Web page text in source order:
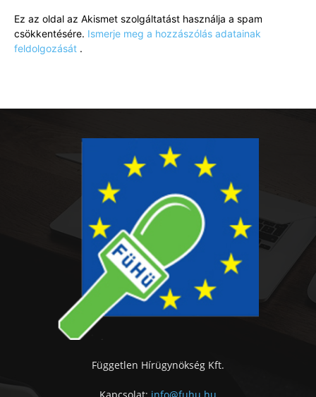
Ez az oldal az Akismet szolgáltatást használja a spam
csökkentésére. Ismerje meg a hozzászólás adatainak
feldolgozását .
Független Hírügynökség Kft.